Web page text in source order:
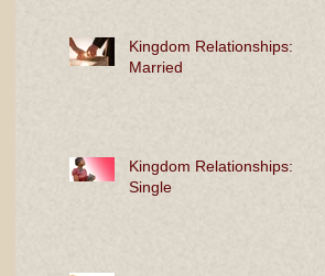
Kingdom Relationships:
Married
Kingdom Relationships:
Single